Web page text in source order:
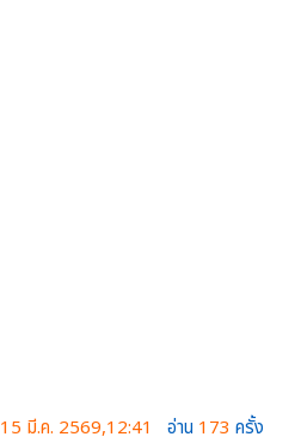
15 มี.ค. 2569,12:41 อ่าน 173 ครั้ง